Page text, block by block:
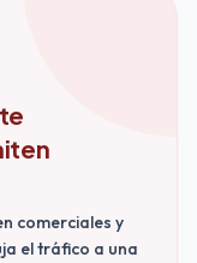
comerciales y
el tráfico a una